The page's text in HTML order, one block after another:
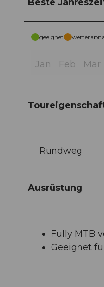
Beste
geeignet
Jan Feb Mär
Rundweg
Ausrüstung
Fully MTB
Geeignet